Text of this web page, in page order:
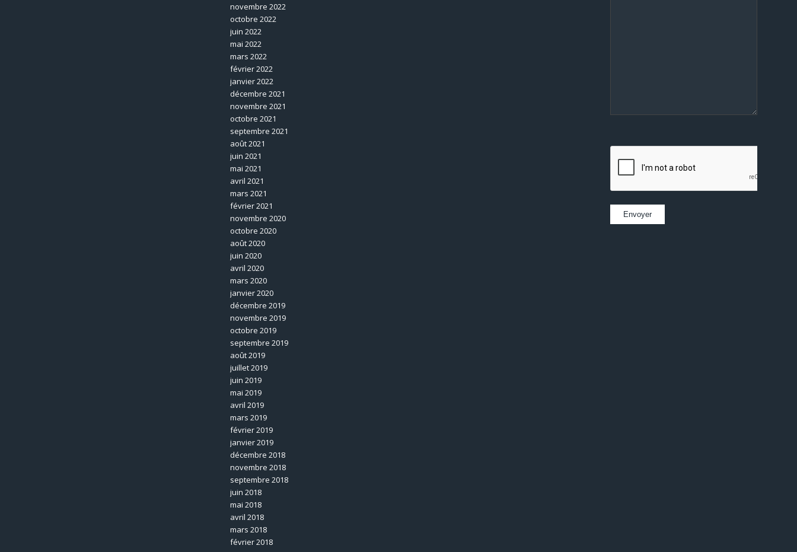
novembre 2022
octobre 2022
juin 2022
mai 2022
mars 2022
février 2022
janvier 2022
décembre 2021
novembre 2021
octobre 2021
septembre 2021
août 2021
juin 2021
mai 2021
avril 2021
mars 2021
février 2021
novembre 2020
octobre 2020
août 2020
juin 2020
avril 2020
mars 2020
janvier 2020
décembre 2019
novembre 2019
octobre 2019
septembre 2019
août 2019
juillet 2019
juin 2019
mai 2019
avril 2019
mars 2019
février 2019
janvier 2019
décembre 2018
novembre 2018
septembre 2018
juin 2018
mai 2018
avril 2018
mars 2018
février 2018